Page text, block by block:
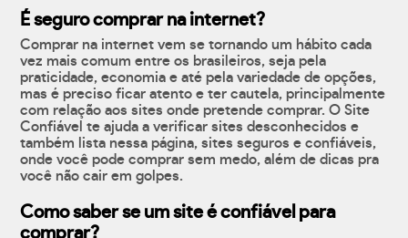
É seguro comprar na internet?
Comprar na internet vem se tornando um hábito cada
vez mais comum entre os brasileiros, seja pela
praticidade, economia e até pela variedade de opções,
mas é preciso ficar atento e ter cautela, principalmente
com relação aos sites onde pretende comprar. O Site
Confiável te ajuda a verificar sites desconhecidos e
também lista nessa página, sites seguros e confiáveis,
onde você pode comprar sem medo, além de dicas pra
você não cair em golpes.
Como saber se um site é confiável para
comprar?